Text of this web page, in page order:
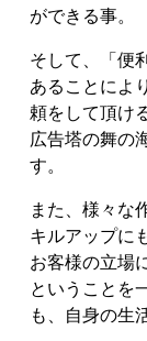
ができる事。
そして、「便
あることによ
頼をして頂け
広告塔の舞の
す。
また、様々な
キルアップに
お客様の立場
ということを
も、自身の生